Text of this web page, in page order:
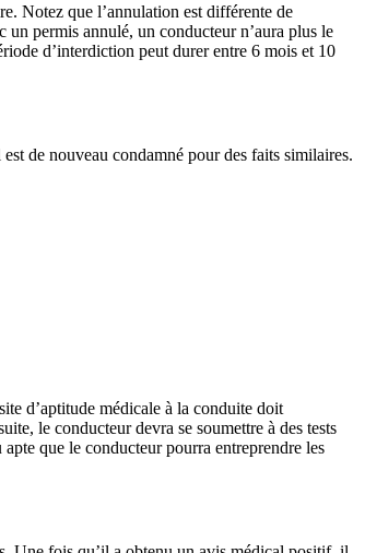
Notez que l’annulation est différente de
permis annulé, un conducteur n’aura plus le
d’interdiction peut durer entre 6 mois et 10
de nouveau condamné pour des faits similaires.
d’aptitude médicale à la conduite doit
le conducteur devra se soumettre à des tests
que le conducteur pourra entreprendre les